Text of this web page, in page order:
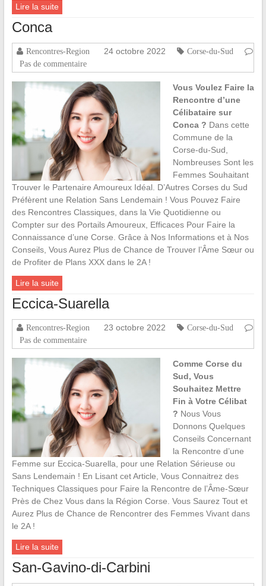
Lire la suite
Conca
Rencontres-Region 24 octobre 2022
Corse-du-Sud
Pas de commentaire
Vous Voulez Faire la
Rencontre d’une
Célibataire sur
Conca ? Dans cette
Commune de la
Corse-du-Sud,
Nombreuses Sont les
Femmes Souhaitant
Trouver le Partenaire Amoureux Idéal. D’Autres Corses du Sud
Préfèrent une Relation Sans Lendemain ! Vous Pouvez Faire
des Rencontres Classiques, dans la Vie Quotidienne ou
Compter sur des Portails Amoureux, Efficaces Pour Faire la
Connaissance d’une Corse. Grâce à Nos Informations et à Nos
Conseils, Vous Aurez Plus de Chance de Trouver l’Âme Sœur ou
de Profiter de Plans XXX dans le 2A !
Lire la suite
Eccica-Suarella
Rencontres-Region 23 octobre 2022
Corse-du-Sud
Pas de commentaire
Comme Corse du
Sud, Vous
Souhaitez Mettre
Fin à Votre Célibat
? Nous Vous
Donnons Quelques
Conseils Concernant
la Rencontre d’une
Femme sur Eccica-Suarella, pour une Relation Sérieuse ou
Sans Lendemain ! En Lisant cet Article, Vous Connaitrez des
Techniques Classiques pour Faire la Rencontre de l’Âme-Sœur
Près de Chez Vous dans la Région Corse. Vous Saurez Tout et
Aurez Plus de Chance de Rencontrer des Femmes Vivant dans
le 2A !
Lire la suite
San-Gavino-di-Carbini